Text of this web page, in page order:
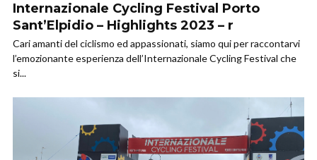
Internazionale Cycling Festival Porto
Sant’Elpidio – Highlights 2023 – r
Cari amanti del ciclismo ed appassionati, siamo qui per raccontarvi
l’emozionante esperienza dell’Internazionale Cycling Festival che
si...